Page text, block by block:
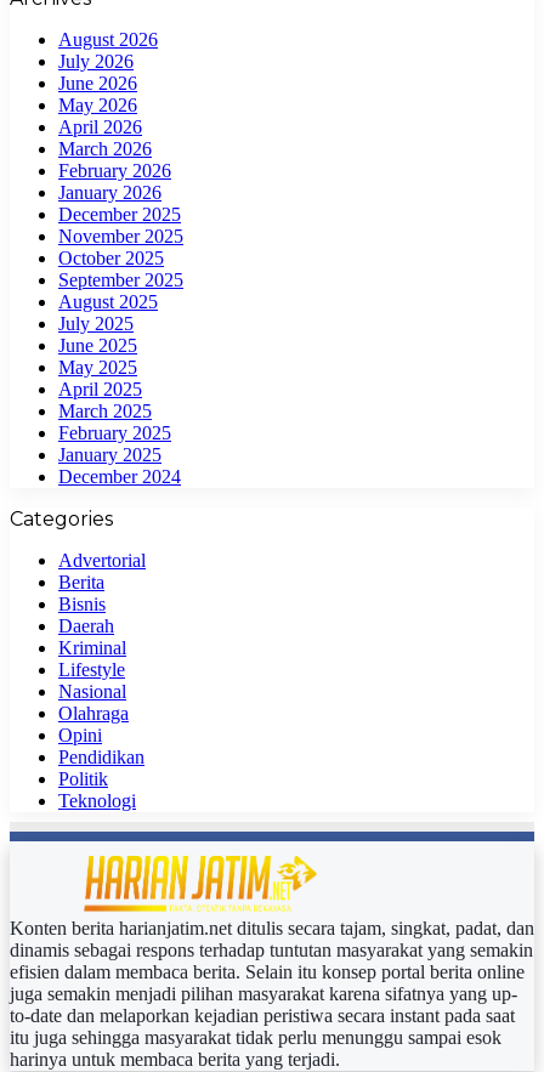
August 2026
July 2026
June 2026
May 2026
April 2026
March 2026
February 2026
January 2026
December 2025
November 2025
October 2025
September 2025
August 2025
July 2025
June 2025
May 2025
April 2025
March 2025
February 2025
January 2025
December 2024
Categories
Advertorial
Berita
Bisnis
Daerah
Kriminal
Lifestyle
Nasional
Olahraga
Opini
Pendidikan
Politik
Teknologi
Konten berita harianjatim.net ditulis secara tajam, singkat, padat, dan
dinamis sebagai respons terhadap tuntutan masyarakat yang semakin
efisien dalam membaca berita. Selain itu konsep portal berita online
juga semakin menjadi pilihan masyarakat karena sifatnya yang up-
to-date dan melaporkan kejadian peristiwa secara instant pada saat
itu juga sehingga masyarakat tidak perlu menunggu sampai esok
harinya untuk membaca berita yang terjadi.